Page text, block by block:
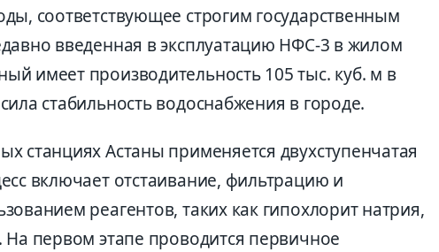
соответствующее строгим государственным
введенная в эксплуатацию НФС-3 в жилом
имеет производительность 105 тыс. куб. м в
стабильность водоснабжения в городе.
станциях Астаны применяется двухступенчатая
включает отстаивание, фильтрацию и
реагентов, таких как гипохлорит натрия,
первом этапе проводится первичное